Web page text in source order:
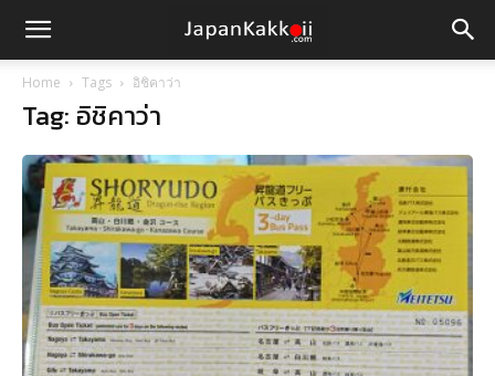
Home Tags อิชิคาว่า
Tag: อิชิคาว่า